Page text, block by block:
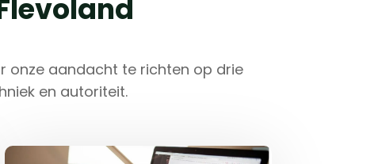
onze aandacht te richten op drie
en autoriteit.